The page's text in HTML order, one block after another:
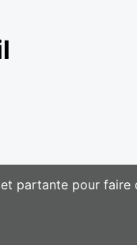
partante pour faire